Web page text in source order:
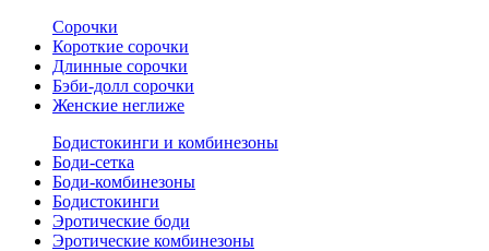
Сорочки
Короткие сорочки
Длинные сорочки
Бэби-долл сорочки
Женские неглиже
Бодистокинги и комбинезоны
Боди-сетка
Боди-комбинезоны
Бодистокинги
Эротические боди
Эротические комбинезоны